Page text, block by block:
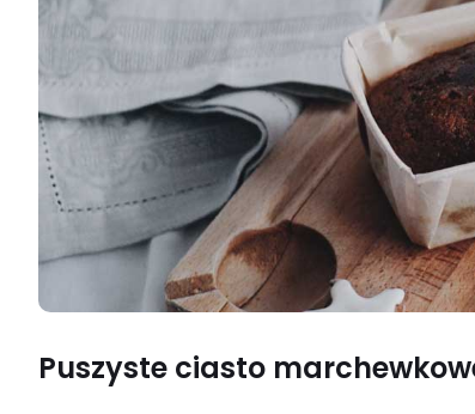
Puszyste ciasto